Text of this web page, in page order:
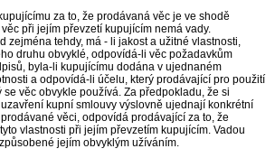
za to, že prodávaná věc je ve shodě
při jejím převzetí kupujícím nemá vady.
zejména tehdy, má - li jakost a užitné vlastnosti,
druhu obvyklé, odpovídá-li věc požadavkům
byla-li kupujícímu dodána v ujednaném
a odpovídá-li účelu, který prodávající pro použití
věc obvykle používá. Za předpokladu, že si
kupní smlouvy výslovně ujednají konkrétní
věci, odpovídá prodávající za to, že
vlastnosti při jejím převzetím kupujícím. Vadou
jejím obvyklým užíváním.